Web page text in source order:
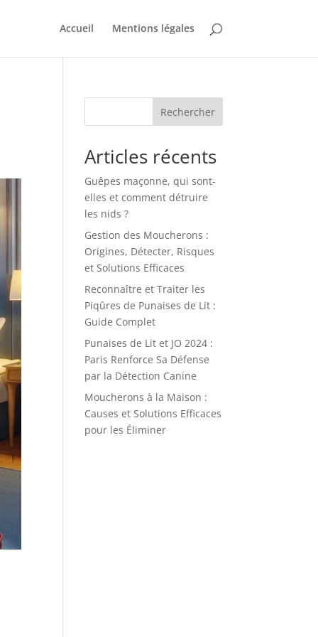
Accueil Mentions légales
Rechercher
Articles récents
Guêpes maçonne, qui sont-
elles et comment détruire
les nids ?
Gestion des Moucherons :
Origines, Détecter, Risques
et Solutions Efficaces
Reconnaître et Traiter les
Piqûres de Punaises de Lit :
Guide Complet
Punaises de Lit et JO 2024 :
Paris Renforce Sa Défense
par la Détection Canine
Moucherons à la Maison :
Causes et Solutions Efficaces
pour les Éliminer